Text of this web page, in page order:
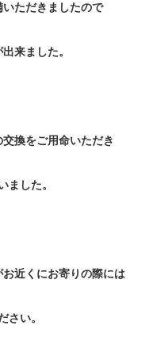
ただきましたので
来ました。
換をご用命いただき
ました。
近くにお寄りの際には
さい。